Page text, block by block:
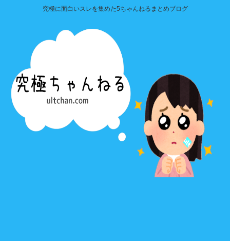
究極に面白いスレを集めた5ちゃんねるまとめブログ